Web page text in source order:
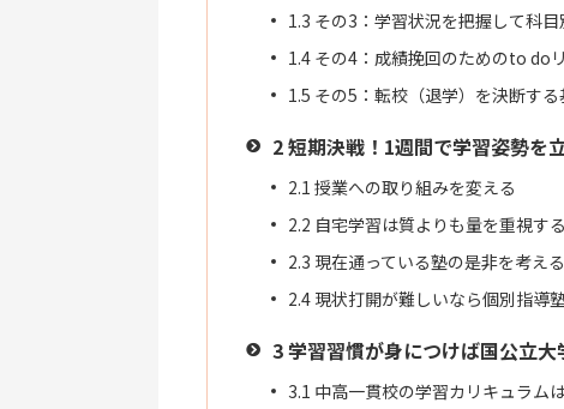
1.3 その3：学習状況を把握して科
1.4その4：成績挽回のためのto do
1.5 その5：転校（退学）を決断する
2短期決戦！1週間で学習姿勢を
2.1 授業への取り組みを変える
2.2 自宅学習は質よりも量を重視する
2.3 現在通っている塾の是非を考える
2.4現状打開が難しいなら個別指導
3学習習慣が身につけば国公立
3.1 中高一貫校の学習カリキュラム